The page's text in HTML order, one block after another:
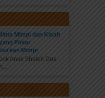
Mimpi dan Kisah
Pintar
Mimpi
Anak Shaleh Doa